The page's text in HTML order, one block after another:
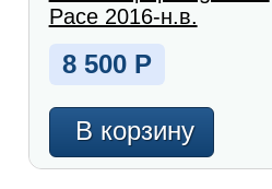
Pace 2016-н.в.
8 500 Р
В корзину